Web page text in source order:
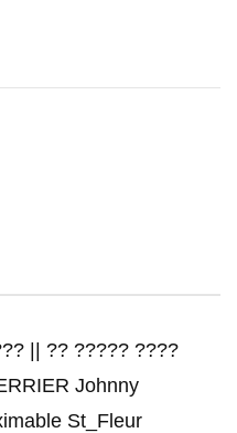
|| ?? ????? ????
Johnny
St_Fleur